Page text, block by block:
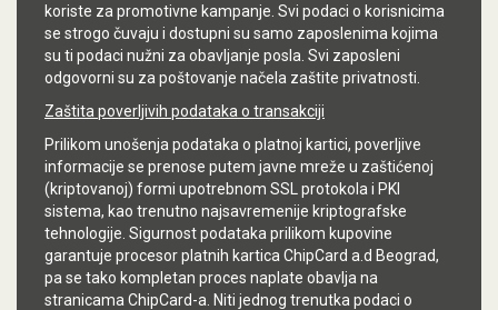
koriste za promotivne kampanje. Svi podaci o korisnicima
se strogo čuvaju i dostupni su samo zaposlenima kojima
su ti podaci nužni za obavljanje posla. Svi zaposleni
odgovorni su za poštovanje načela zaštite privatnosti.
Zaštita poverljivih podataka o transakciji
Prilikom unošenja podataka o platnoj kartici, poverljive
informacije se prenose putem javne mreže u zaštićenoj
(kriptovanoj) formi upotrebnom SSL protokola i PKI
sistema, kao trenutno najsavremenije kriptografske
tehnologije. Sigurnost podataka prilikom kupovine
garantuje procesor platnih kartica ChipCard a.d Beograd,
pa se tako kompletan proces naplate obavlja na
stranicama ChipCard-a. Niti jednog trenutka podaci o